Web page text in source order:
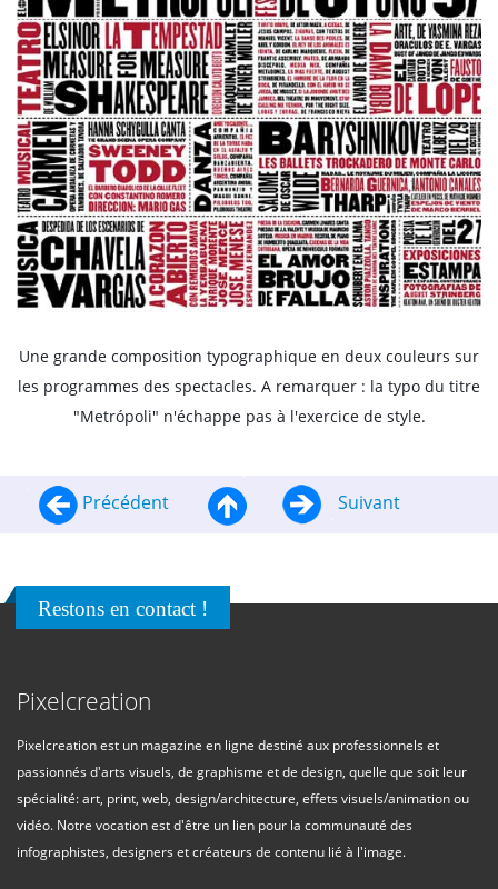
Une grande composition typographique en deux couleurs sur
les programmes des spectacles. A remarquer : la typo du titre
"Metrópoli" n'échappe pas à l'exercice de style.
Précédent Suivant
Restons en contact !
Pixelcreation
Pixelcreation est un magazine en ligne destiné aux professionnels et
passionnés d'arts visuels, de graphisme et de design, quelle que soit leur
spécialité: art, print, web, design/architecture, effets visuels/animation ou
vidéo. Notre vocation est d'être un lien pour la communauté des
infographistes, designers et créateurs de contenu lié à l'image.